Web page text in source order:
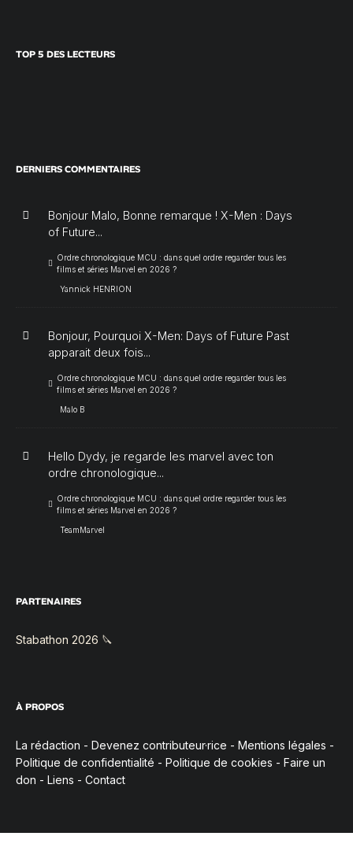
TOP 5 DES LECTEURS
DERNIERS COMMENTAIRES
Bonjour Malo, Bonne remarque ! X-Men : Days
of Future...
Ordre chronologique MCU : dans quel ordre regarder tous les
films et séries Marvel en 2026 ?
Yannick HENRION
Bonjour, Pourquoi X-Men: Days of Future Past
apparait deux fois...
Ordre chronologique MCU : dans quel ordre regarder tous les
films et séries Marvel en 2026 ?
Malo B
Hello Dydy, je regarde les marvel avec ton
ordre chronologique...
Ordre chronologique MCU : dans quel ordre regarder tous les
films et séries Marvel en 2026 ?
TeamMarvel
PARTENAIRES
Stabathon 2026 🔪
À PROPOS
La rédaction - Devenez contributeur·rice - Mentions légales -
Politique de confidentialité - Politique de cookies - Faire un
don - Liens - Contact